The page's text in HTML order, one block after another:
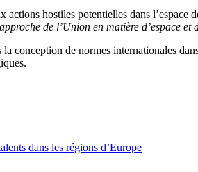
hostiles potentielles dans
de l’Union en matière d’espace et
de normes internationales
dans les régions d’Europe